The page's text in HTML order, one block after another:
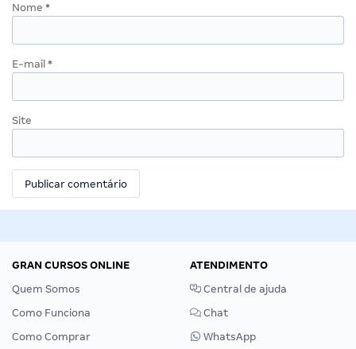
Nome *
E-mail *
Site
GRAN CURSOS ONLINE
Quem Somos
Como Funciona
Como Comprar
ATENDIMENTO
Central de ajuda
Chat
WhatsApp